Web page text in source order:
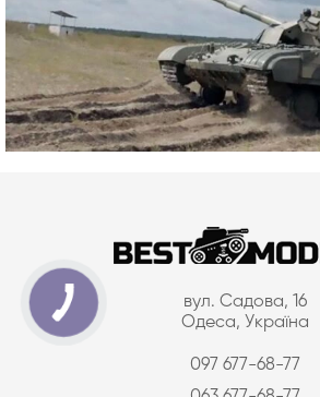
вул. Садова, 16
Одеса, Україна
097 677-68-77